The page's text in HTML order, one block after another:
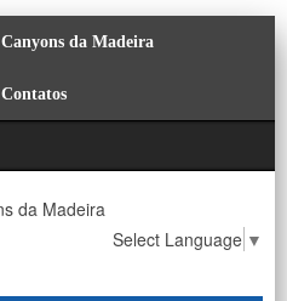
Canyons da Madeira
Contatos
Select Language ▼